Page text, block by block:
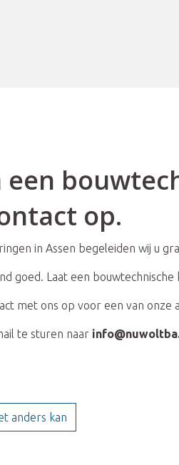
een
op.
in Assen begeleiden wij u
goed. Laat een
met ons op voor een van onze
te sturen naar
anders kan